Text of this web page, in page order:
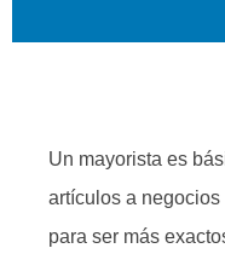
Un mayorista es
artículos a
para ser más